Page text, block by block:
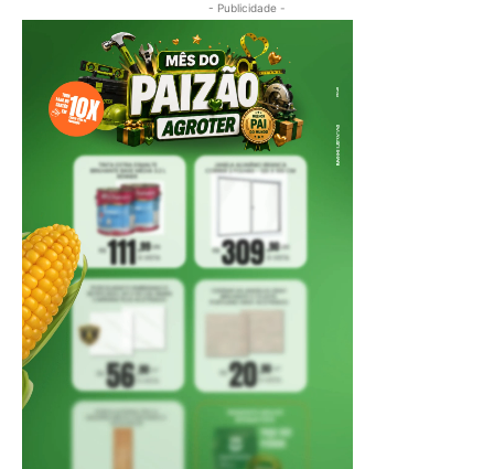
- Publicidade -